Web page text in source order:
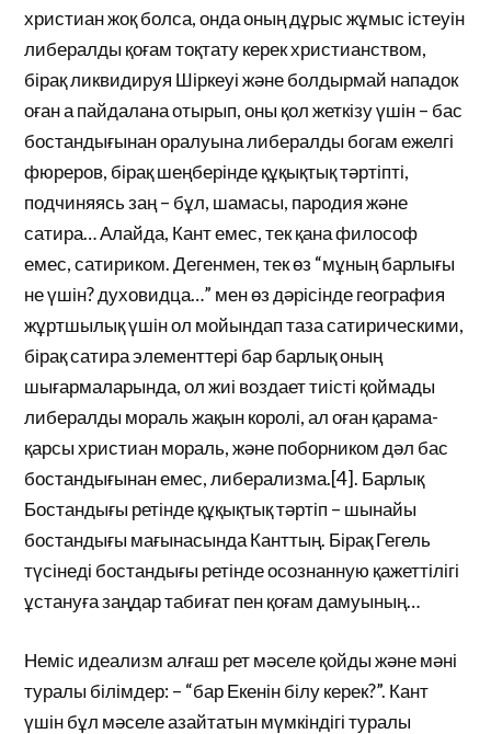
христиан жоқ болса, онда оның дұрыс жұмыс істеуін
либералды қоғам тоқтату керек христианством,
бірақ ликвидируя Шіркеуі және болдырмай нападок
оған а пайдалана отырып, оны қол жеткізу үшін – бас
бостандығынан оралуына либералды богам ежелгі
фюреров, бірақ шеңберінде құқықтық тәртіпті,
подчиняясь заң – бұл, шамасы, пародия және
сатира… Алайда, Кант емес, тек қана философ
емес, сатириком. Дегенмен, тек өз “мұның барлығы
не үшін? духовидца…” мен өз дәрісінде география
жұртшылық үшін ол мойындап таза сатирическими,
бірақ сатира элементтері бар барлық оның
шығармаларында, ол жиі воздает тиісті қоймады
либералды мораль жақын королі, ал оған қарама-
қарсы христиан мораль, және поборником дәл бас
бостандығынан емес, либерализма.[4]. Барлық
Бостандығы ретінде құқықтық тәртіп – шынайы
бостандығы мағынасында Канттың. Бірақ Гегель
түсінеді бостандығы ретінде осознанную қажеттілігі
ұстануға заңдар табиғат пен қоғам дамуының…
Неміс идеализм алғаш рет мәселе қойды және мәні
туралы білімдер: – “бар Екенін білу керек?”. Кант
үшін бұл мәселе азайтатын мүмкіндігі туралы